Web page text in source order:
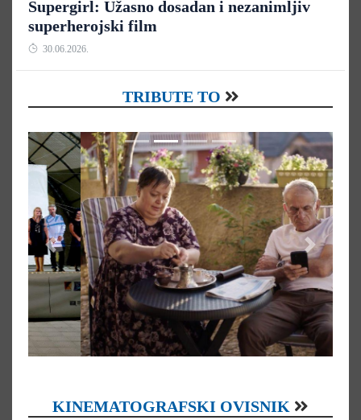
Supergirl: Užasno dosadan i nezanimljiv
superherojski film
30.06.2026.
TRIBUTE TO
KINEMATOGRAFSKI OVISNIK